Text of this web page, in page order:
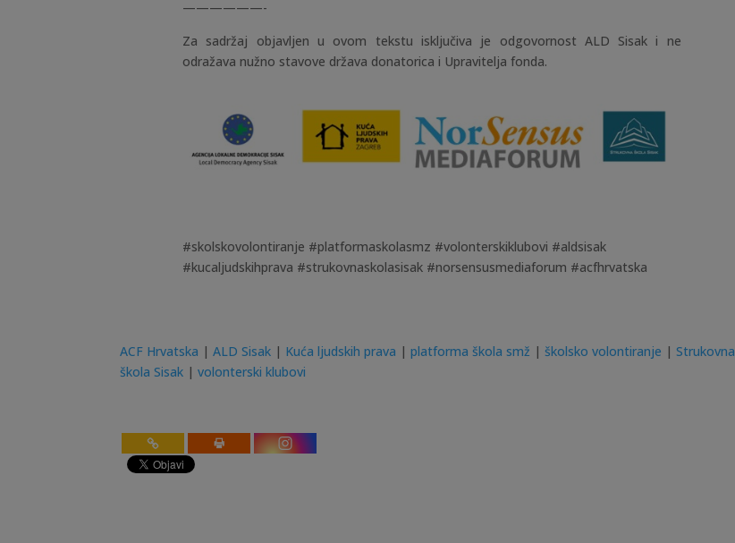
——————-
Za sadržaj objavljen u ovom tekstu isključiva je odgovornost ALD Sisak i ne
odražava nužno stavove država donatorica i Upravitelja fonda.
#skolskovolontiranje #platformaskolasmz #volonterskiklubovi #aldsisak
#kucaljudskihprava #strukovnaskolasisak #norsensusmediaforum #acfhrvatska
ACF Hrvatska |ALD Sisak | Kuća ljudskih prava |platforma škola smž |školsko volontiranje |Strukovna
škola Sisak |volonterski klubovi